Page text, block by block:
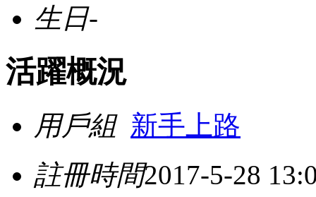
生日-
活躍概況
用戶組 新手上路
註冊時間2017-5-28